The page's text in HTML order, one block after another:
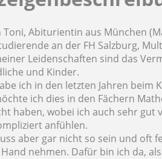
Toni, Abiturientin aus München
an der FH Salzburg,
Leidenschaften sind das
und Kinder.
ich in den letzten Jahren
ich dies in den Fächern
haben, wobei ich auch sehr gut
anfühlen.
aber gar nicht so sein und oft
nehmen. Dafür bin ich da,